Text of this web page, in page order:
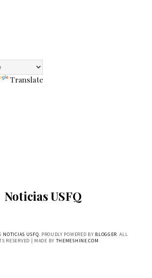
Translate
Noticias USFQ
NOTICIAS USFQ. PROUDLY POWERED BY BLOGGER. ALL
RESERVED | MADE BY THEMESHINE.COM